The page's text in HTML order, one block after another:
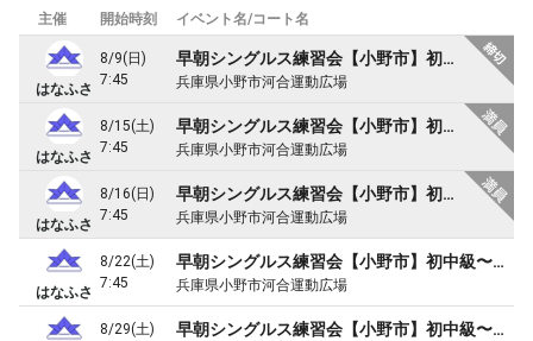
主催 開始時刻 イベント名/コート名
はなふさ
8/9(日)
7:45
早朝シングルス練習会【小野市】初中級〜中級（1時間）
兵庫県小野市河合運動広場
はなふさ
8/15(土)
7:45
早朝シングルス練習会【小野市】初中級〜中級（1時間）
兵庫県小野市河合運動広場
はなふさ
8/16(日)
7:45
早朝シングルス練習会【小野市】初中級〜中級（1時間）
兵庫県小野市河合運動広場
はなふさ
8/22(土)
7:45
早朝シングルス練習会【小野市】初中級〜中級（1時間）
兵庫県小野市河合運動広場
8/29(土)
早朝シングルス練習会【小野市】初中級〜中級（1時間）